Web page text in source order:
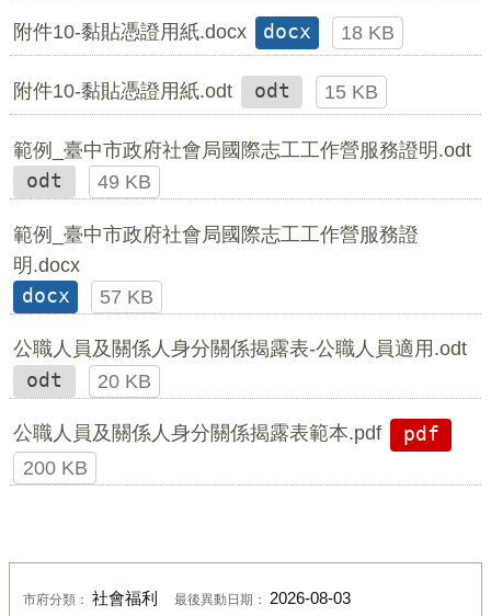
附件10-黏貼憑證用紙.docx docx 18 KB
附件10-黏貼憑證用紙.odt odt 15 KB
範例_臺中市政府社會局國際志工工作營服務證明.odt
odt
49 KB
範例_臺中市政府社會局國際志工工作營服務證
明.docx
docx
57 KB
公職人員及關係人身分關係揭露表-公職人員適用.odt
odt
20 KB
公職人員及關係人身分關係揭露表範本.pdf
pdf
200 KB
市府分類： 社會福利 最後異動日期： 2026-08-03